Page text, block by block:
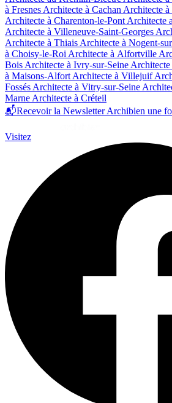
à FresnesArchitecte à CachanArchitecte
Architecte à Charenton-le-PontArchitecte
Architecte à Villeneuve-Saint-Georges
Architecte à ThiaisArchitecte à Nogent-
à Choisy-le-RoiArchitecte à Alfortville
BoisArchitecte à Ivry-sur-SeineArchitecte
à Maisons-AlfortArchitecte à Villejuif
FossésArchitecte à Vitry-sur-Seine
MarneArchitecte à Créteil
📬Recevoir la Newsletter Archibien une
Visitez